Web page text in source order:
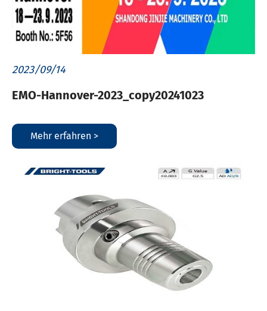
2023/09/14
EMO-Hannover-2023_copy20241023
Mehr erfahren >